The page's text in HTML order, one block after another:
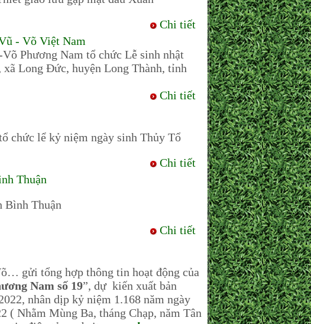
Chi tiết
- Võ Việt Nam
Phương Nam tổ chức Lễ sinh nhật
Long Đức, huyện Long Thành, tỉnh
Chi tiết
chức lể kỷ niệm ngày sinh Thủy Tổ
Chi tiết
Thuận
Bình Thuận
Chi tiết
gửi tổng hợp thông tin hoạt động của
Nam số 19”, dự kiến xuất bản
nhân dịp kỷ niệm 1.168 năm ngày
Nhằm Mùng Ba, tháng Chạp, năm Tân